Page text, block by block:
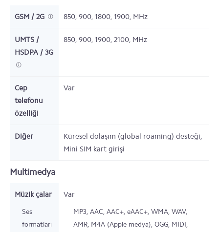
GSM / 2G 850, 900, 1800, 1900, MHz
UMTS /
HSDPA / 3G
850, 900, 1900, 2100, MHz
Cep
telefonu
özelliği
Var
Diğer
Küresel dolaşım (global roaming) desteği,
Mini SIM kart girişi
Multimedya
Müzik çalar Var
Ses
formatları
MP3, AAC, AAC+, eAAC+, WMA, WAV,
AMR, M4A (Apple medya), OGG, MIDI,